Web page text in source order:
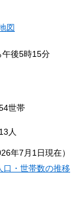
図
午後5時15分
世帯
人
年7月1日現在）
口・世帯数の推移